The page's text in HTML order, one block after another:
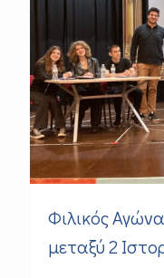
Φιλικός
μεταξύ 2